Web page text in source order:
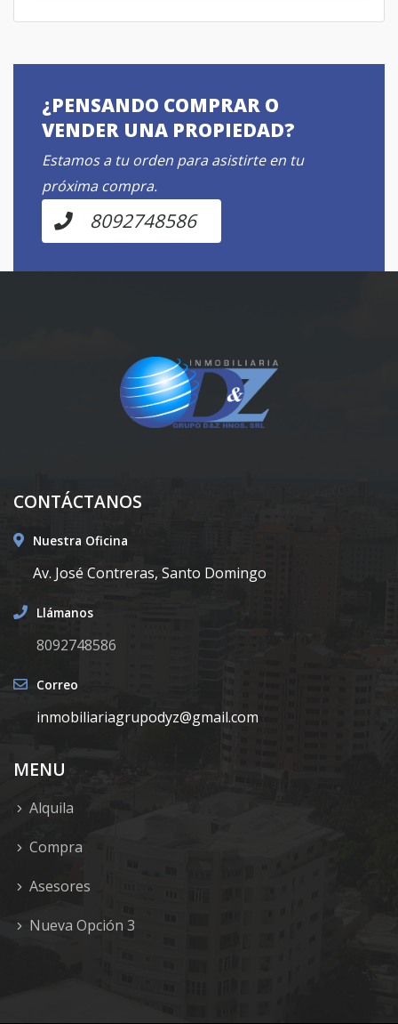
¿PENSANDO COMPRAR O
VENDER UNA PROPIEDAD?
Estamos a tu orden para asistirte en tu
próxima compra.
8092748586
CONTÁCTANOS
Nuestra Oficina
Av. José Contreras, Santo Domingo
Llámanos
8092748586
Correo
inmobiliariagrupodyz@gmail.com
MENU
Alquila
Compra
Asesores
Nueva Opción 3